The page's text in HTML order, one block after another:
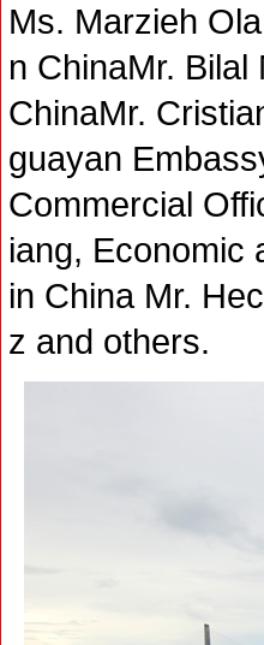
Ms. Marzieh
n ChinaMr.
ChinaMr.
guayan
Commercial
iang, Economic
in China Mr.
z and others.